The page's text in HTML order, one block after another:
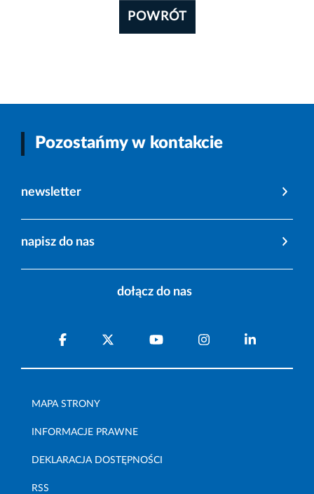
POWRÓT
Pozostańmy w kontakcie
newsletter
napisz do nas
dołącz do nas
MAPA STRONY
INFORMACJE PRAWNE
DEKLARACJA DOSTĘPNOŚCI
RSS